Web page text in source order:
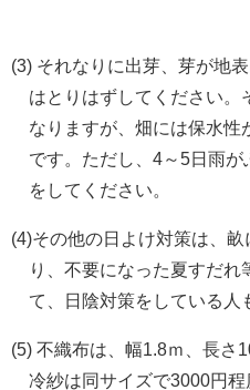
(3) それなりに出芽、芽が地
はとりはずしてください。
なりますが、畑には保水性
です。ただし、4～5日雨
をしてください。
(4)その他の日よけ対策は、
り、不要になった夏すだれ
て、日陰対策をしている人
(5) 不織布は、幅1.8ｍ、長
冷紗は同サイズで3000円